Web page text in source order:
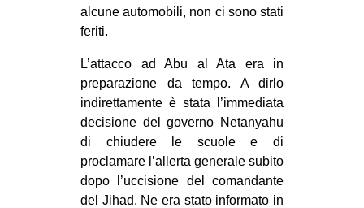
tw
bsky
SEARCH
alcune automobili, non ci sono stati
feriti.
L’attacco ad Abu al Ata era in
preparazione da tempo. A dirlo
indirettamente è stata l’immediata
decisione del governo Netanyahu
di chiudere le scuole e di
proclamare l’allerta generale subito
dopo l’uccisione del comandante
del Jihad. Ne era stato informato in